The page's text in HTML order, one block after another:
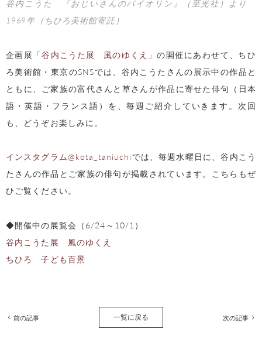
谷内こうた 『おじいさんのバイオリン』（至光社）より
1969年（ちひろ美術館寄託）
企画展 「谷内こうた展 風のゆくえ」の開催にあわせて、ちひ
ろ美術館・東京のSNSでは、谷内こうたさんの展示中の作品と
ともに、ご家族の富代さんと草さんが作品に寄せた俳句（日本
語・英語・フランス語）を、毎週ご紹介していきます。次回
も、どうぞお楽しみに。
インスタグラム@kota_taniuchi では、毎週水曜日に、谷内こう
たさんの作品とご家族の俳句が掲載されています。こちらもぜ
ひご覧ください。
◆開催中の展覧会（6/24～10/1）
谷内こうた展 風のゆくえ
ちひろ 子ども百景
前の記事 一覧に戻る 次の記事